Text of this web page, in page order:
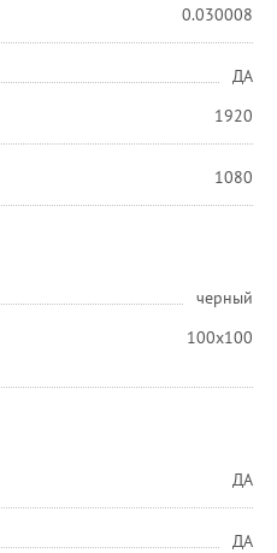
0.030008
ДА
1920
1080
черный
100х100
ДА
ДА